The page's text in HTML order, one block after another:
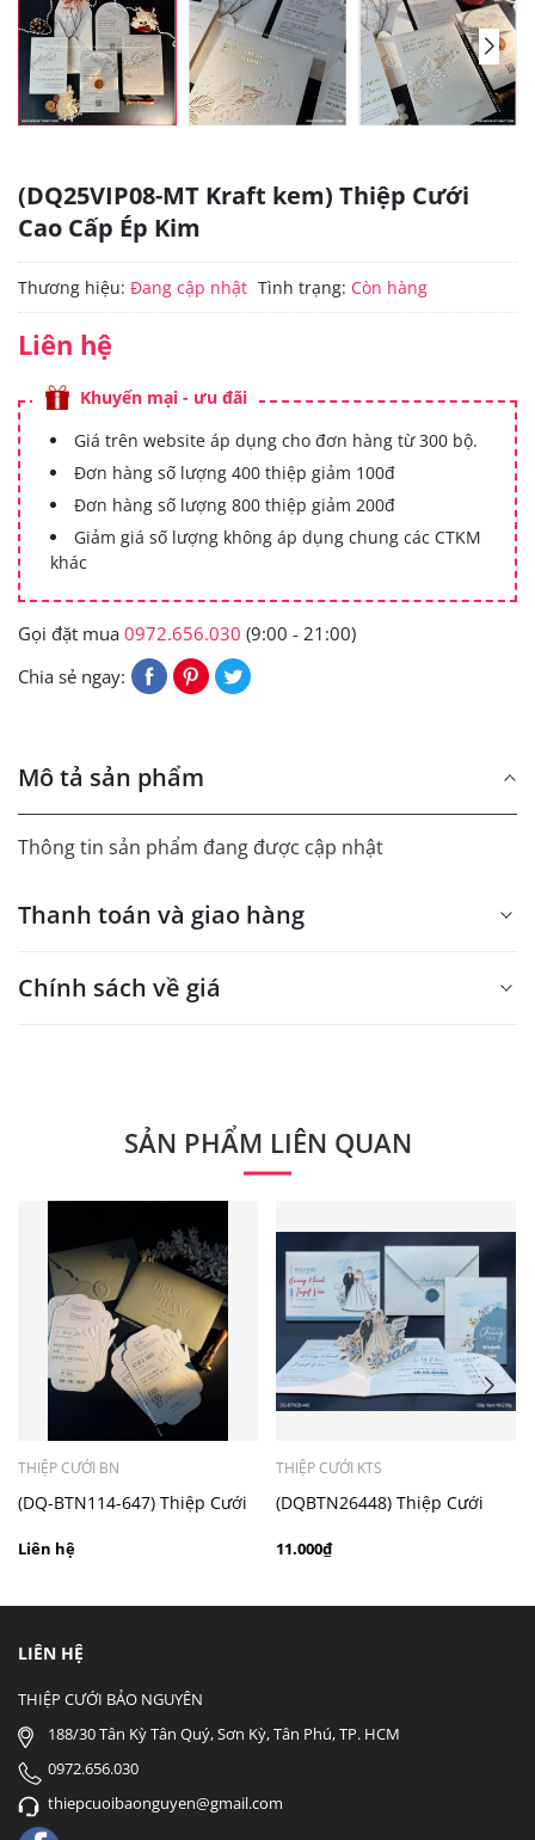
(DQ25VIP08-MT Kraft kem) Thiệp Cưới
Cao Cấp Ép Kim
Thương hiệu: Đang cập nhật Tình trạng: Còn hàng
Liên hệ
Khuyến mại - ưu đãi
Giá trên website áp dụng cho đơn hàng từ 300 bộ.
Đơn hàng số lượng 400 thiệp giảm 100đ
Đơn hàng số lượng 800 thiệp giảm 200đ
Giảm giá số lượng không áp dụng chung các CTKM
khác
Gọi đặt mua 0972.656.030 (9:00 - 21:00)
Chia sẻ ngay:
Mô tả sản phẩm
Thông tin sản phẩm đang được cập nhật
Thanh toán và giao hàng
Chính sách về giá
Quý khách vui lòng liên hệ để có thông tin chính xác.
- Mẫu dưới 3000 giá chưa bao gồm bản đồ, quý khách
có nhu cầu in bản đồ sẽ có mức phí 300 - 500 đồng 1
thiệp tuỳ chất liệu.
SẢN PHẨM LIÊN QUAN
THIỆP CƯỚI BN
(DQ-BTN114-647) Thiệp Cưới
Liên hệ
THIỆP CƯỚI KTS
(DQBTN26448) Thiệp Cưới
11.000₫
LIÊN HỆ
THIỆP CƯỚI BẢO NGUYÊN
188/30 Tân Kỳ Tân Quý, Sơn Kỳ, Tân Phú, TP. HCM
0972.656.030
thiepcuoibaonguyen@gmail.com